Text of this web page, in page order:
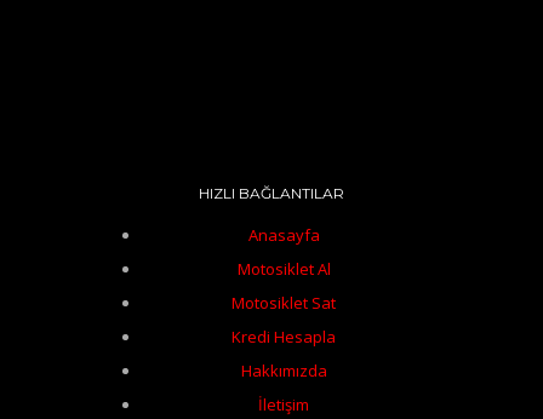
HIZLI BAĞLANTILAR
Anasayfa
Motosiklet Al
Motosiklet Sat
Kredi Hesapla
Hakkımızda
İletişim